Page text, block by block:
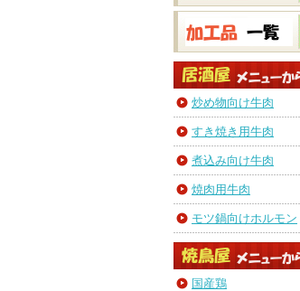
炒め物向け牛肉
すき焼き用牛肉
煮込み向け牛肉
焼肉用牛肉
モツ鍋向けホルモン
国産鶏